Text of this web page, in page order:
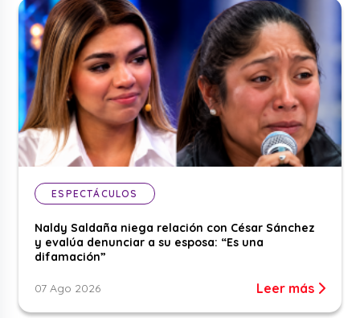
ESPECTÁCULOS
Naldy Saldaña niega relación con César Sánchez
y evalúa denunciar a su esposa: “Es una
difamación”
07 Ago 2026 Leer más